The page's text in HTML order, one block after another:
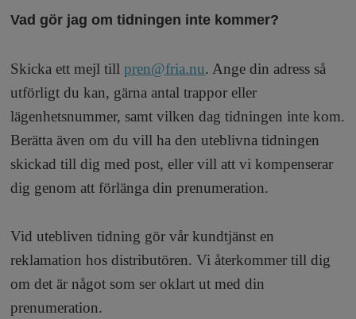
k
h
o
l
m
s
F
m
n
y
Vad gör jag om tidningen inte kommer?
Skicka ett mejl tillpren@fria.nu. Ange din adress så
utförligt du kan, gärna antal trappor eller
lägenhetsnummer, samt vilken dag tidningen inte kom.
Berätta även om du vill ha den uteblivna tidningen
skickad till dig med post, eller vill att vi kompenserar
dig genom att förlänga din prenumeration.
Vid utebliven tidning gör vår kundtjänst en
reklamation hos distributören. Vi återkommer till dig
om det är något som ser oklart ut med din
prenumeration.